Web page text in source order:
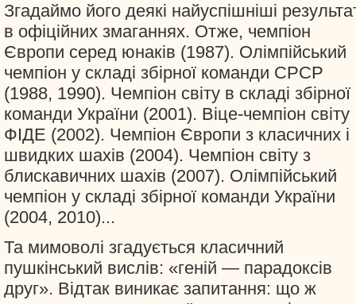
Згадаймо його деякі найуспішніші
в офіційних змаганнях. Отже, чемпіон
Європи серед юнаків (1987). Олімпійський
чемпіон у складі збірної команди СРСР
(1988, 1990). Чемпіон світу в складі збірної
команди України (2001). Віце-чемпіон світу
ФІДЕ (2002). Чемпіон Європи з класичних і
швидких шахів (2004). Чемпіон світу з
блискавичних шахів (2007). Олімпійський
чемпіон у складі збірної команди України
(2004, 2010)...
Та мимоволі згадується класичний
пушкінський вислів: «геній — парадоксів
друг». Відтак виникає запитання: що ж